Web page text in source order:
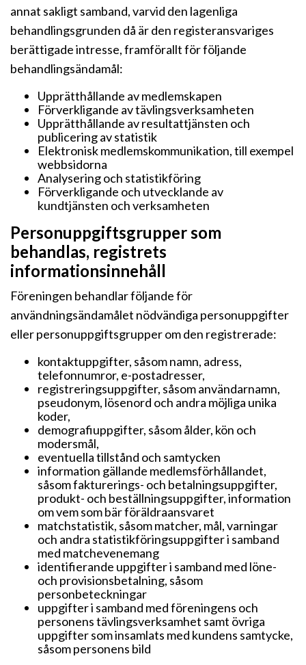
annat sakligt samband, varvid den lagenliga
behandlingsgrunden då är den registeransvariges
berättigade intresse, framförallt för följande
behandlingsändamål:
Upprätthållande av medlemskapen
Förverkligande av tävlingsverksamheten
Upprätthållande av resultattjänsten och
publicering av statistik
Elektronisk medlemskommunikation, till exempel
webbsidorna
Analysering och statistikföring
Förverkligande och utvecklande av
kundtjänsten och verksamheten
Personuppgiftsgrupper som
behandlas, registrets
informationsinnehåll
Föreningen behandlar följande för
användningsändamålet nödvändiga personuppgifter
eller personuppgiftsgrupper om den registrerade:
kontaktuppgifter, såsom namn, adress,
telefonnumror, e-postadresser,
registreringsuppgifter, såsom användarnamn,
pseudonym, lösenord och andra möjliga unika
koder,
demografiuppgifter, såsom ålder, kön och
modersmål,
eventuella tillstånd och samtycken
information gällande medlemsförhållandet,
såsom fakturerings- och betalningsuppgifter,
produkt- och beställningsuppgifter, information
om vem som bär föräldraansvaret
matchstatistik, såsom matcher, mål, varningar
och andra statistikföringsuppgifter i samband
med matchevenemang
identifierande uppgifter i samband med löne-
och provisionsbetalning, såsom
personbeteckningar
uppgifter i samband med föreningens och
personens tävlingsverksamhet samt övriga
uppgifter som insamlats med kundens samtycke,
såsom personens bild